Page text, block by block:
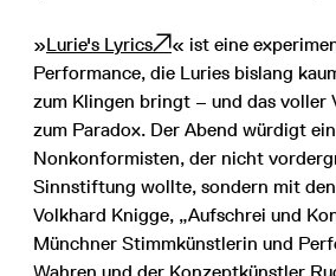
»Lurie's Lyrics
« ist eine
Performance, die Luries bislang
zum Klingen bringt – und das
zum Paradox. Der Abend würdigt
Nonkonformisten, der nicht
Sinnstiftung wollte, sondern mit
Volkhard Knigge, „Aufschrei und
Münchner Stimmkünstlerin und